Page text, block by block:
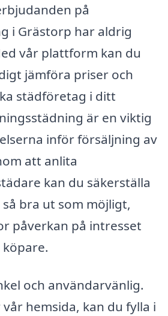
på
i Grästorp har aldrig
vår plattform kan du
jämföra priser och
städföretag i ditt
är en viktig
inför försäljning av
att anlita
kan du säkerställa
bra ut som möjligt,
påverkan på intresset
och användarvänlig.
hemsida, kan du fylla i